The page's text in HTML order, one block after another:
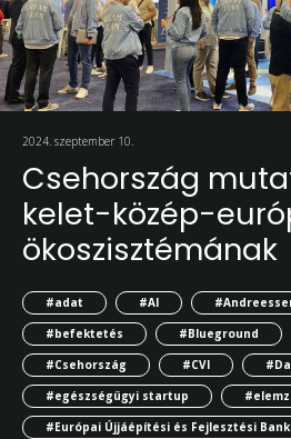
2024. szeptember 10.
Csehország
kelet-közép-
ökoszisztémának
#adat #AI
#befektetés
#Blueground
#Csehország
#CVI
#egészségügyi startup
#Európai Újjáépítési és Fejlesztési Bank